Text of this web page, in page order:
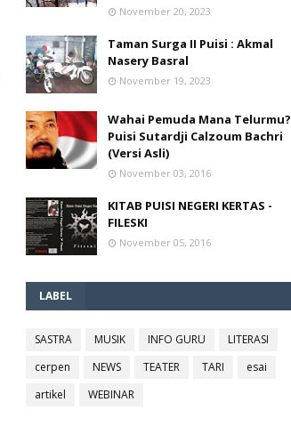
November 20, 2023
Taman Surga II Puisi : Akmal
Nasery Basral
November 19, 2023
Wahai Pemuda Mana Telurmu?
Puisi Sutardji Calzoum Bachri
(Versi Asli)
November 03, 2016
KITAB PUISI NEGERI KERTAS -
FILESKI
November 05, 2016
LABEL
SASTRA MUSIK INFO GURU
LITERASI
cerpen
NEWS TEATER TARI
esai
artikel
WEBINAR